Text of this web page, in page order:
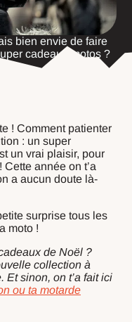
bien envie de faire
cadeaux motos ?
! Comment patienter
: un super
un vrai plaisir, pour
année on t’a
a aucun doute là-
surprise tous les
moto !
de Noël ?
collection à
Et sinon, on t’a fait ici
ou ta motarde